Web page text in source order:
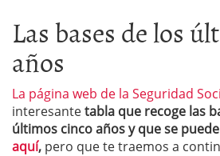
Las bases de los
años
La página web de la Seguridad
interesantetabla que recoge las
últimos cinco años y que se
aquí, pero que te traemos a